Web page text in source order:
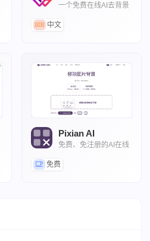
一个免费在线AI去背景
中文
Pixian AI
免费、免注册的AI在线
免费